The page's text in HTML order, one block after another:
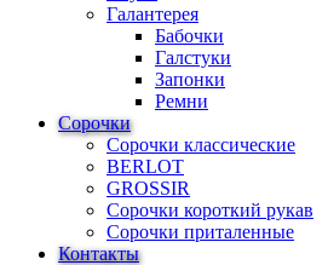
Галантерея
Бабочки
Галстуки
Запонки
Ремни
Сорочки
Сорочки классические
BERLOT
GROSSIR
Сорочки короткий рукав
Сорочки приталенные
Контакты